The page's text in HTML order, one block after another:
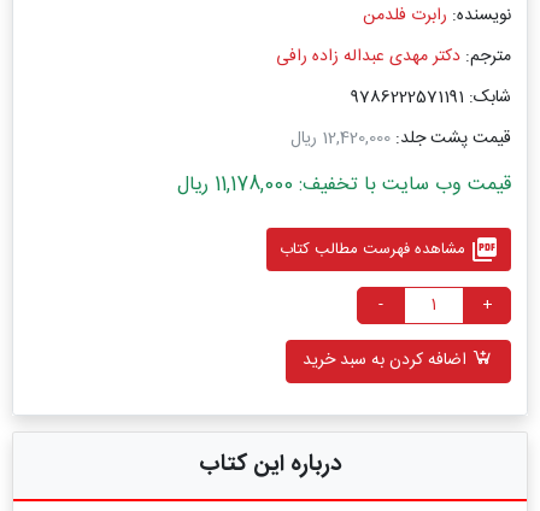
نویسنده: رابرت فلدمن
مترجم: دکتر مهدی عبداله زاده رافی
شابک: 9786222571191
قیمت پشت جلد: 12,420,000 ریال
قیمت وب سایت با تخفیف: 11,178,000 ریال
picture_as_pdf مشاهده فهرست مطالب کتاب
+
-
اضافه کردن به سبد خرید
درباره این کتاب